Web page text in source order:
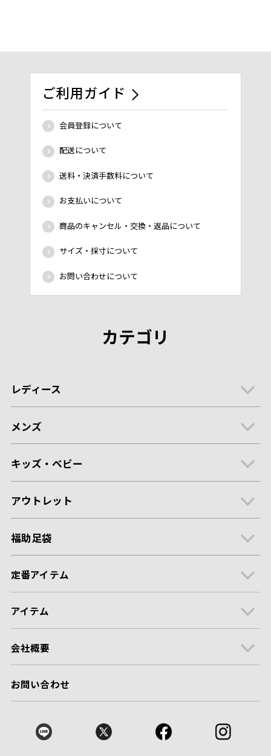
ご利用ガイド
会員登録について
配送について
送料・決済手数料について
お支払いについて
商品のキャンセル・交換・返品について
サイズ・採寸について
お問い合わせについて
カテゴリ
レディース
メンズ
キッズ・ベビー
アウトレット
福助足袋
定番アイテム
アイテム
会社概要
お問い合わせ